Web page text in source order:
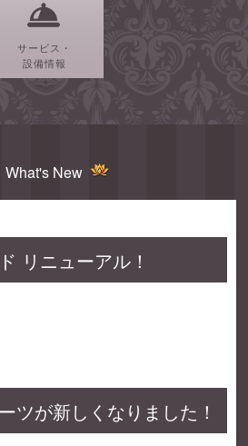
サービス・
設備情報
What's New
リニューアル！
ツが新しくなりました！